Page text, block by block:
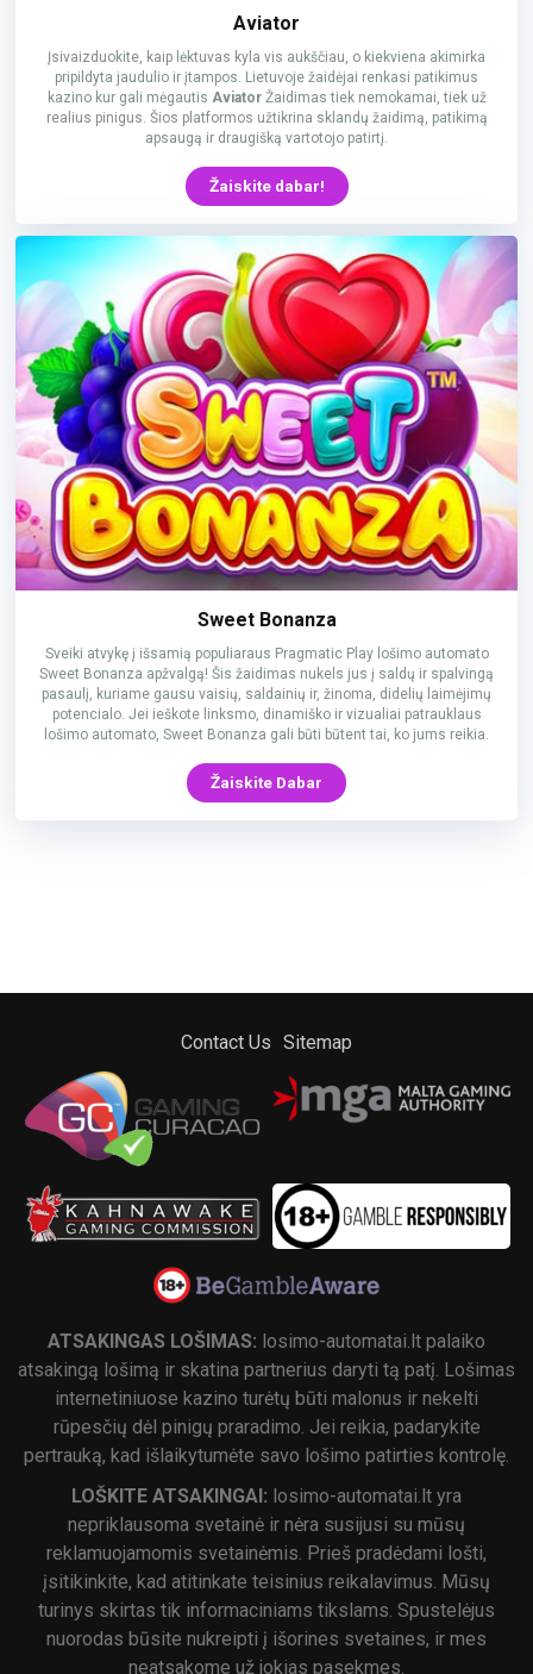
Aviator
Įsivaizduokite, kaip lėktuvas kyla vis aukščiau, o kiekviena akimirka
pripildyta jaudulio ir įtampos. Lietuvoje žaidėjai renkasi patikimus
kazino kur gali mėgautis Aviator Žaidimas tiek nemokamai, tiek už
realius pinigus. Šios platformos užtikrina sklandų žaidimą, patikimą
apsaugą ir draugišką vartotojo patirtį.
Žaiskite dabar!
Sweet Bonanza
Sveiki atvykę į išsamią populiaraus Pragmatic Play lošimo automato
Sweet Bonanza apžvalgą! Šis žaidimas nukels jus į saldų ir spalvingą
pasaulį, kuriame gausu vaisių, saldainių ir, žinoma, didelių laimėjimų
potencialo. Jei ieškote linksmo, dinamiško ir vizualiai patrauklaus
lošimo automato, Sweet Bonanza gali būti būtent tai, ko jums reikia.
Žaiskite Dabar
Contact Us Sitemap
ATSAKINGAS LOŠIMAS: losimo-automatai.lt palaiko
atsakingą lošimą ir skatina partnerius daryti tą patį. Lošimas
internetiniuose kazino turėtų būti malonus ir nekelti
rūpesčių dėl pinigų praradimo. Jei reikia, padarykite
pertrauką, kad išlaikytumėte savo lošimo patirties kontrolę.
LOŠKITE ATSAKINGAI: losimo-automatai.lt yra
nepriklausoma svetainė ir nėra susijusi su mūsų
reklamuojamomis svetainėmis. Prieš pradėdami lošti,
įsitikinkite, kad atitinkate teisinius reikalavimus. Mūsų
turinys skirtas tik informaciniams tikslams. Spustelėjus
nuorodas būsite nukreipti į išorines svetaines, ir mes
neatsakome už jokias pasekmes.